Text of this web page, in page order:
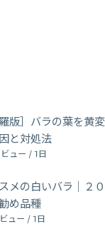
羅版］バラの葉を黄
と対処法
ュー / 1日
メの白いバラ｜２
め品種
ュー / 1日